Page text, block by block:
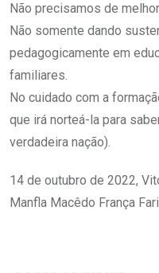
Não precisamos de
Não somente dando
pedagogicamente em
familiares.
No cuidado com a
que irá norteá-la para
verdadeira nação).
14 de outubro de 2022,
Manfla Macêdo França